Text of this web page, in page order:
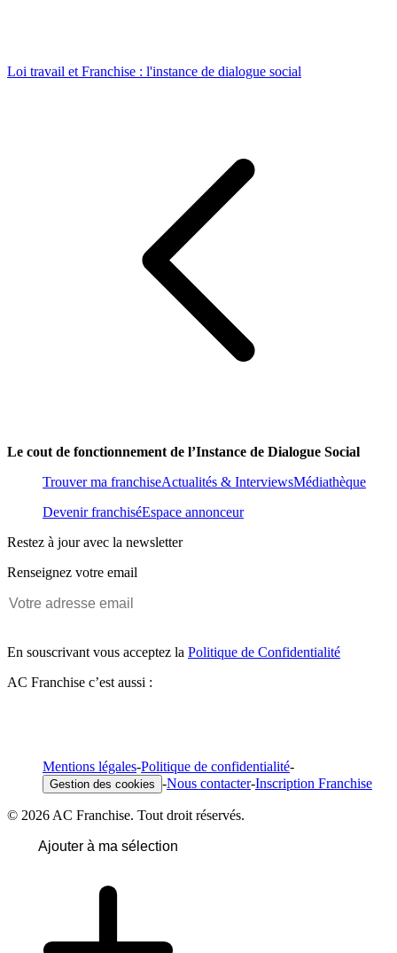
Loi travail et Franchise : l'instance de dialogue social
Le cout de fonctionnement de l’Instance de Dialogue Social
Trouver ma franchiseActualités & InterviewsMédiathèque
Devenir franchiséEspace annonceur
Restez à jour avec la newsletter
Renseignez votre email
En souscrivant vous acceptez la Politique de Confidentialité
AC Franchise c’est aussi :
Mentions légales-Politique de confidentialité-
Gestion des cookies -Nous contacter-Inscription Franchise
© 2026 AC Franchise. Tout droit réservés.
Ajouter à ma sélection